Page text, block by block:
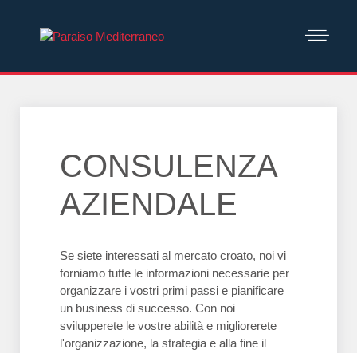
CONSULENZA
AZIENDALE
Se siete interessati al mercato croato, noi vi
forniamo tutte le informazioni necessarie per
organizzare i vostri primi passi e pianificare
un business di successo. Con noi
svilupperete le vostre abilità e migliorerete
l'organizzazione, la strategia e alla fine il